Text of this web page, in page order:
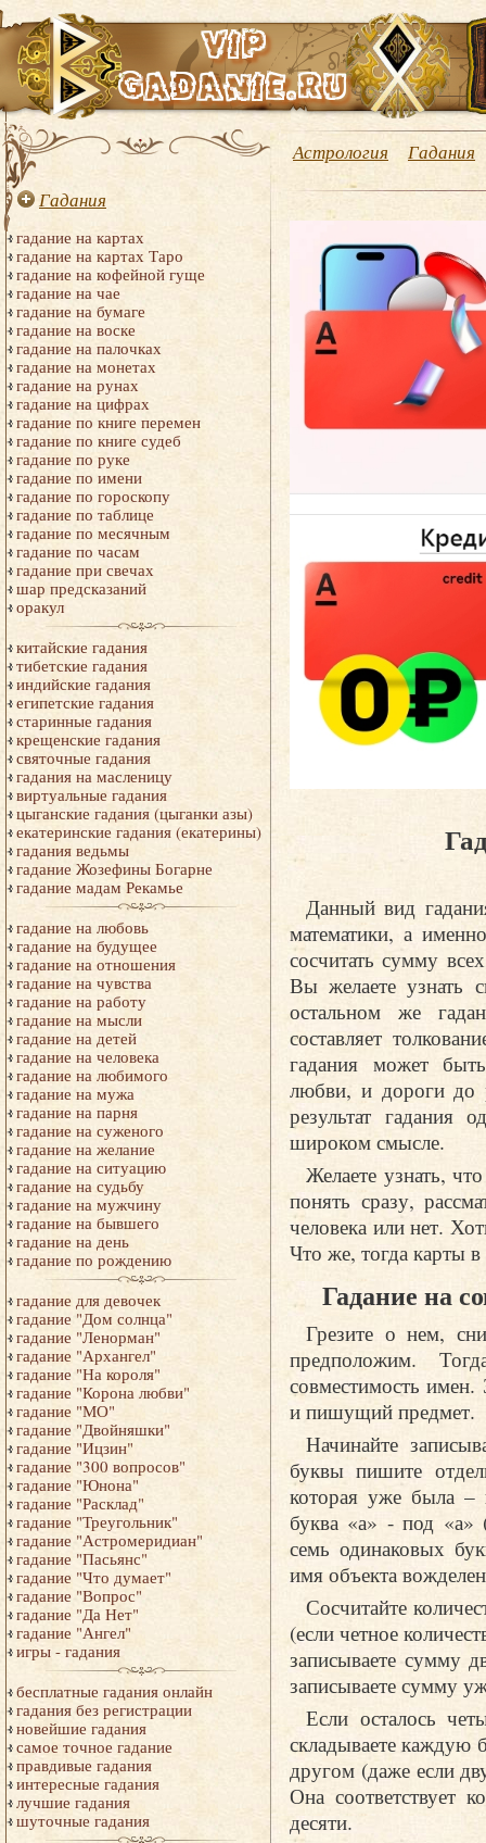
Гадания
гадание на картах
гадание на картах Таро
гадание на кофейной гуще
гадание на чае
гадание на бумаге
гадание на воске
гадание на палочках
гадание на монетах
гадание на рунах
гадание на цифрах
гадание по книге перемен
гадание по книге судеб
гадание по руке
гадание по имени
гадание по гороскопу
гадание по таблице
гадание по месячным
гадание по часам
гадание при свечах
шар предсказаний
оракул
китайские гадания
тибетские гадания
индийские гадания
египетские гадания
старинные гадания
крещенские гадания
святочные гадания
гадания на масленицу
виртуальные гадания
цыганские гадания (цыганки азы)
екатеринские гадания (екатерины)
гадания ведьмы
гадание Жозефины Богарне
гадание мадам Рекамье
гадание на любовь
гадание на будущее
гадание на отношения
гадание на чувства
гадание на работу
гадание на мысли
гадание на детей
гадание на человека
гадание на любимого
гадание на мужа
гадание на парня
гадание на суженого
гадание на желание
гадание на ситуацию
гадание на судьбу
гадание на мужчину
гадание на бывшего
гадание на день
гадание по рождению
гадание для девочек
гадание "Дом солнца"
гадание "Ленорман"
гадание "Архангел"
гадание "На короля"
гадание "Корона любви"
гадание "МО"
гадание "Двойняшки"
гадание "Ицзин"
гадание "300 вопросов"
гадание "Юнона"
гадание "Расклад"
гадание "Треугольник"
гадание "Астромеридиан"
гадание "Пасьянс"
гадание "Что думает"
гадание "Вопрос"
гадание "Да Нет"
гадание "Ангел"
игры - гадания
бесплатные гадания онлайн
гадания без регистрации
новейшие гадания
самое точное гадание
правдивые гадания
интересные гадания
лучшие гадания
шуточные гадания
Астрология Гадания
Данный вид
математики, а
сосчитать сумму
Вы желаете узнать
остальном же
составляет
гадания может
любви, и дороги до
результат гадания
широком смысле.
Желаете узнать,
понять сразу,
человека или нет.
Что же, тогда карты
Гадание на
Грезите о нем,
предположим.
совместимость
и пишущий предмет.
Начинайте
буквы пишите
которая уже была –
буква «а» - под «а»
семь одинаковых
имя объекта
Сосчитайте
(если четное
записываете сумму
записываете сумму
Если осталось
складываете каждую
другом (даже если
Она соответствует
десяти.